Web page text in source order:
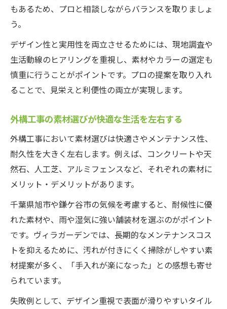
もあるため、プロと相談しながらバランスを取りましょ
う。
デザイン性と実用性を両立させるためには、現地調査や
生活動線のヒアリングを重視し、素材やカラーの選定も
慎重に行うことがポイントです。プロの提案を取り入れ
ることで、見栄えと利便性の両立が実現します。
外構工事の素材選びが快適な生活を左右する
外構工事において素材選びは快適さやメンテナンス性、
耐久性を大きく左右します。例えば、コンクリートや天
然石、人工芝、アルミフェンスなど、それぞれの素材に
メリット・デメリットがあります。
千葉県旭市や鎌ケ谷市の気候を考慮すると、耐候性に優
れた素材や、雨や湿気に強い舗装材を選ぶのがポイント
です。ヴィラガーデンでは、長期的なメンテナンスコス
トを抑えるために、汚れが付きにくく掃除がしやすい素
材提案が多く、「手入れが楽になった」との感想も寄せ
られています。
失敗例として、デザイン重視で表面が滑りやすいタイル